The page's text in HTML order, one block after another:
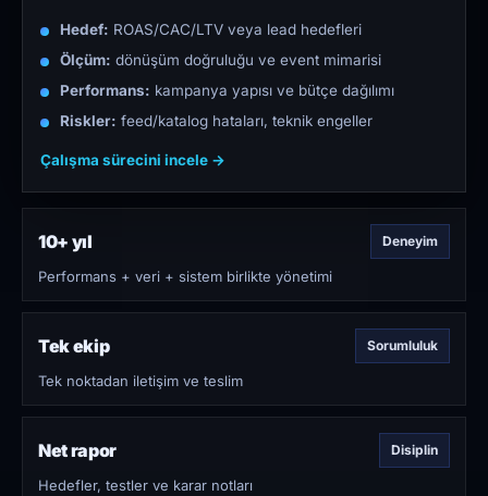
Hedef: ROAS/CAC/LTV veya lead hedefleri
Ölçüm: dönüşüm doğruluğu ve event mimarisi
Performans: kampanya yapısı ve bütçe dağılımı
Riskler: feed/katalog hataları, teknik engeller
Çalışma sürecini incele →
10+ yıl Deneyim
Performans + veri + sistem birlikte yönetimi
Tek ekip Sorumluluk
Tek noktadan iletişim ve teslim
Net rapor Disiplin
Hedefler, testler ve karar notları